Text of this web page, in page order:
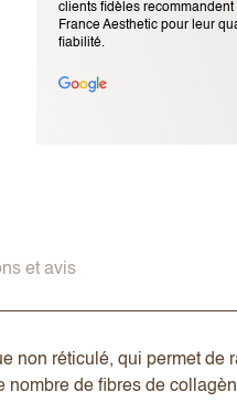
clients fidèles recommandent
France Aesthetic pour leur
fiabilité.
et avis
réticulé, qui permet de
de fibres de
e-mail (ne sera pas